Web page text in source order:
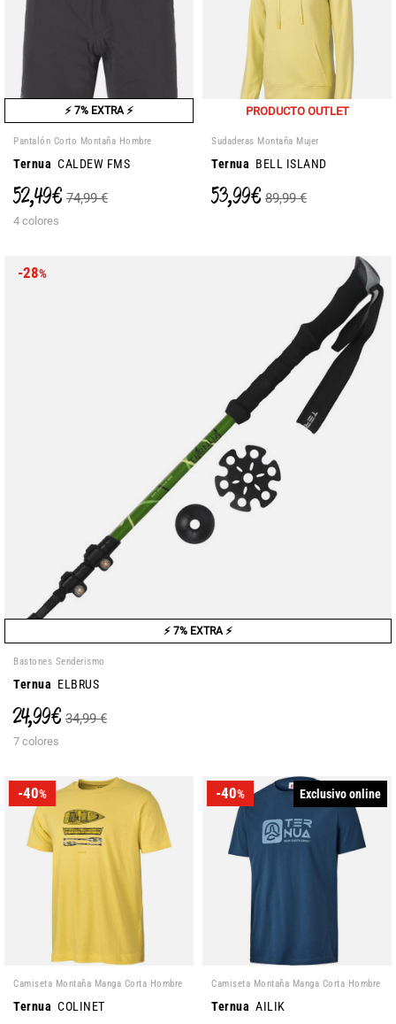
⚡ 7% EXTRA ⚡
Pantalón Corto Montaña Hombre
Ternua CALDEW FMS
52,49 € 74,99 €
4 colores
PRODUCTO OUTLET
Sudaderas Montaña Mujer
Ternua BELL ISLAND
53,99 € 89,99 €
-28%
⚡ 7% EXTRA ⚡
Bastones Senderismo
Ternua ELBRUS
24,99 € 34,99 €
7 colores
-40%
Camiseta Montaña Manga Corta Hombre
Ternua COLINET
-40% Exclusivo online
Camiseta Montaña Manga Corta Hombre
Ternua AILIK